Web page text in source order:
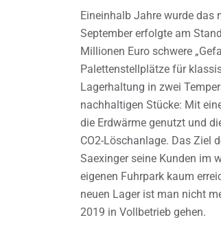
Eineinhalb Jahre wurde das
September erfolgte am
Millionen Euro schwere
Palettenstellplätze für
Lagerhaltung in zwei
nachhaltigen Stücke: Mit
die Erdwärme genutzt und
CO2-Löschanlage. Das Ziel
Saexinger seine Kunden im
eigenen Fuhrpark kaum
neuen Lager ist man nicht
2019 in Vollbetrieb gehen.